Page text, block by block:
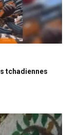
tchadiennes